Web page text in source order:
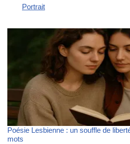
In relazione a
Portrait
Poésie Lesbienne : un souffle de
mots